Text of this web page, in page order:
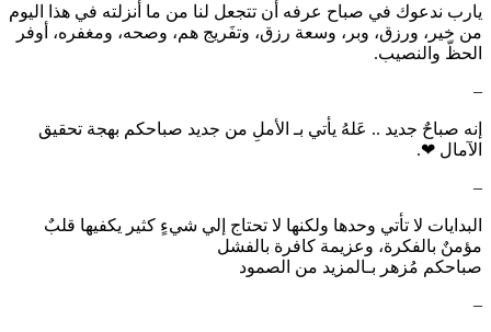
يارب ندعوك في صباح عرفه أن تتجعل لنا من ما أنزلته في هذا اليوم
من خير، ورزق، وبر، وسعة رزق، وتفَريج هم، وصحه، ومغفره، أوفر
الحظّ والنصيب.
–
إنه صباحٌ جديد .. عَلهُ يأتي بـ الأملِ من جديد صباحكم بهجة تحقيق
الآمال ❤.
–
البدايات لا تأتي وحدها ولكنها لا تحتاج إلي شيءٍ كثير يكفيها قلبٌ
مؤمنٌ بالفكرة، وعزيمة كافرة بالفشل
صباحكم مُزهر بـالمزيد من الصمود
–